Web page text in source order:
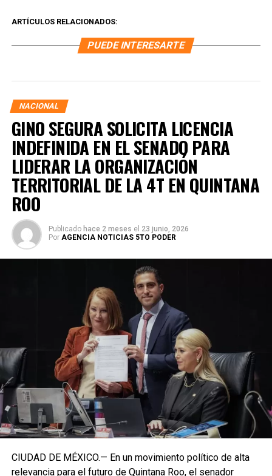
ARTÍCULOS RELACIONADOS:
PUEDE INTERESARTE
NACIONAL
GINO SEGURA SOLICITA LICENCIA
INDEFINIDA EN EL SENADO PARA
LIDERAR LA ORGANIZACIÓN
TERRITORIAL DE LA 4T EN QUINTANA
ROO
Publicado hace 2 meses el 23 junio, 2026
Por AGENCIA NOTICIAS 5TO PODER
CIUDAD DE MÉXICO.— En un movimiento político de alta
relevancia para el futuro de Quintana Roo, el senador